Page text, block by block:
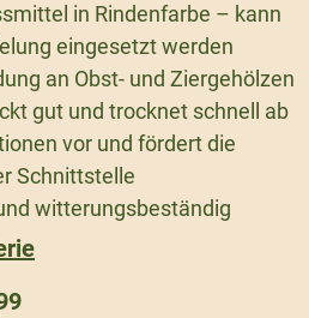
in Rindenfarbe – kann
eingesetzt werden
an Obst- und Ziergehölzen
gut und trocknet schnell ab
vor und fördert die
Schnittstelle
witterungsbeständig